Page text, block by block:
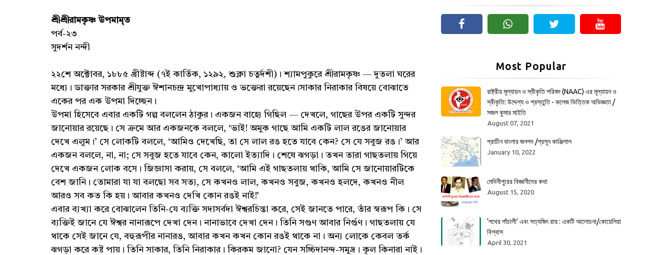
শ্রীশ্রীরামকৃষ্ণ উপমামৃত
পর্ব-২৩
সুদর্শন নন্দী
২২শে অক্টোবর, ১৮৮৫ খ্রীষ্টাব্দ (৭ই কার্তিক, ১২৯২, শুক্লা চতুর্দশী)। শ্যামপুকুরে শ্রীরামকৃষ্ণ — দুতলা ঘরের
মধ্যে। ডাক্তার সরকার শ্রীযুক্ত ঈশানচন্দ্র মুখোপাধ্যায় ও ভক্তেরা রয়েছেন।সাকার নিরাকার বিষয়ে বোঝাতে
একের পর এক উপমা দিচ্ছেন।
উপমা হিসেবে এবার একটি গল্প বললেন ঠাকুর। একজন বাহ্যে গিছিল — দেখলে, গাছের উপর একটি সুন্দর
জানোয়ার রয়েছে। সে ক্রমে আর একজনকে বললে, ‘ভাই! অমুক গাছে আমি একটি লাল রঙের জানোয়ার
দেখে এলুম।’ সে লোকটি বললে, ‘আমিও দেখেছি, তা সে লাল রঙ হতে যাবে কেন? সে যে সবুজ রঙ।’ আর
একজন বললে, না, না; সে সবুজ হতে যাবে কেন, কালো ইত্যাদি। শেষে ঝগড়া। তখন তারা গাছতলায় গিয়ে
দেখে একজন লোক বসে। জিজ্ঞাসা করায়, সে বললে, ‘আমি এই গাছতলায় থাকি, আমি সে জানোয়ারটিকে
বেশ জানি। তোমারা যা যা বলছো সব সত্য, সে কখনও লাল, কখনও সবুজ, কখনও হলদে, কখনও নীল
আরও সব কত কি হয়। আবার কখনও দেখি কোন রঙই নাই!’
এবার ব্যখ্যা করে বোঝালেন তিনি-যে ব্যক্তি সদাসর্বদা ঈশ্বরচিন্তা করে, সেই জানতে পারে, তাঁর স্বরূপ কি। সে
ব্যক্তিই জানে যে ঈশ্বর নানারূপে দেখা দেন। নানাভাবে দেখা দেন। তিনি সগুণ আবার নির্গুণ। গাছতলায় যে
থাকে সেই জানে যে, বহুরূপীর নানারঙ, আবার কখন কখন কোন রঙই থাকে না। অন্য লোকে কেবল তর্ক
ঝগড়া করে কষ্ট পায়। তিনি সাকার, তিনি নিরাকার। কিরকম জানো? যেন সচ্চিদানন্দ-সমুদ্র। কূল কিনারা নাই।
Most Popular
রাষ্ট্রীয় মূল্যায়ন ও স্বীকৃতি পরিষদ (NAAC) এর মূল্যায়ন ও
স্বীকৃতি: উদ্দেশ্য ও প্রস্তুতি - কলেজ ভিত্তিক অভিজ্ঞতা /
সজল কুমার মাইতি
August 07, 2021
প্রাচীন বাংলার জনপদ /প্রসূন কাঞ্জিলাল
January 10, 2022
মেদিনীপুরের বিজ্ঞানীদের কথা
August 15, 2020
‘পথের পাঁচালী’ এবং সত্যজিৎ রায় : একটি আলোচনা/কোয়েলিয়া
বিশ্বাস
April 30, 2021